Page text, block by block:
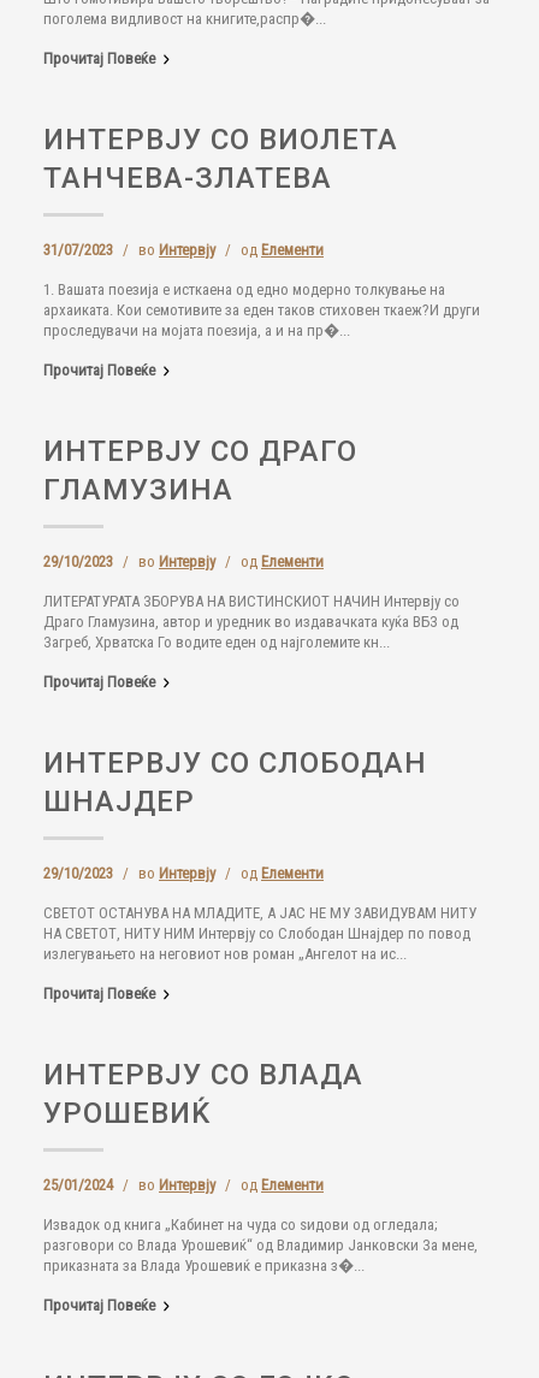
поголема видливост на книгите,распр�...
Прочитај Повеќе
ИНТЕРВЈУ СО ВИОЛЕТА
ТАНЧЕВА-ЗЛАТЕВА
31/07/2023 / во Интервју / од Елементи
1. Вашата поезија е исткаена од едно модерно толкување на
архаиката. Кои семотивите за еден таков стиховен ткаеж?И други
проследувачи на мојата поезија, а и на пр�...
Прочитај Повеќе
ИНТЕРВЈУ СО ДРАГО
ГЛАМУЗИНА
29/10/2023 / во Интервју / од Елементи
ЛИТЕРАТУРАТА ЗБОРУВА НА ВИСТИНСКИОТ НАЧИН Интервју со
Драго Гламузина, автор и уредник во издавачката куќа ВБЗ од
Загреб, Хрватска Го водите еден од најголемите кн...
Прочитај Повеќе
ИНТЕРВЈУ СО СЛОБОДАН
ШНАЈДЕР
29/10/2023 / во Интервју / од Елементи
СВЕТОТ ОСТАНУВА НА МЛАДИТЕ, А ЈАС НЕ МУ ЗАВИДУВАМ НИТУ
НА СВЕТОТ, НИТУ НИМ Интервју со Слободан Шнајдер по повод
излегувањето на неговиот нов роман „Ангелот на ис...
Прочитај Повеќе
ИНТЕРВЈУ СО ВЛАДА
УРОШЕВИЌ
25/01/2024 / во Интервју / од Елементи
Извадок од книга „Кабинет на чуда со ѕидови од огледала;
разговори со Влада Урошевиќ“ од Владимир Јанковски За мене,
приказната за Влада Урошевиќ е приказна з�...
Прочитај Повеќе